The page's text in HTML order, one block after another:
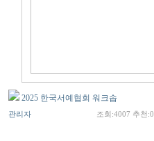
2025 한국서예협회 워크솝
관리자 조회:4007 추천:0